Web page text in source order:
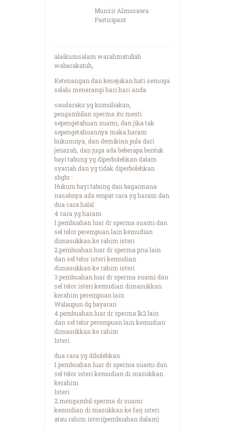
Munzir Almusawa
Participant
alaikumsalam warahmatullah
wabarakatuh,
Ketenangan dan kesejukan hati semoga
selalu menerangi hari hari anda
saudaraku yg kumuliakan,
pengambilan sperma itu mesti
sepengetahuan suami, dan jika tak
sepengetahuannya maka haram
hukumnya, dan demikian pula dari
jenazah, dan juga ada beberapa bentuk
bayi tabung yg diperbolehkan dalam
syariah dan yg tidak diperbolehkan
sbgbr :
Hukum bayi tabung dan bagaimana
nasabnya ada empat cara yg haram dan
dua cara halal
4 cara yg haram
1.pembuahan luar dr sperma suami dan
sel telor perempuan lain kemudian
dimasukkan ke rahim isteri
2.pembuahan luar dr sperma pria lain
dan sel telor isteri kemudian
dimasukkan ke rahim isteri
3.pembuahan luar dr sperma suami dan
sel telor isteri kemudian dimasukkan
kerahim perempuan lain
Walaupun dg bayaran
4.pembuahan luar dr sperma lk2 lain
dan sel telor perempuan lain kemudian
dimasukkan ke rahim
Isteri.
dua cara yg dibolehkan
1.pembuahan luar dr sperma suami dan
sel telor isteri kemudian di masukkan
kerahim
Isteri
2.mengambil sperma dr suami
kemudian di masukkan ke farj isteri
atau rahim isteri(pembuahan dalam)